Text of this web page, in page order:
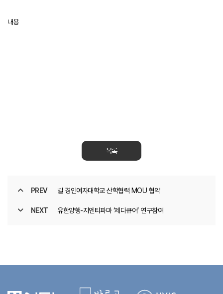
내용
목록
PREV 넬 경인여자대학교 산학협력 MOU 협약
NEXT 유한양행-지엔티파마 ‘제다큐어’ 연구참여